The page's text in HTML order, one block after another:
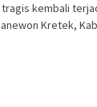
kembali
Kretek,